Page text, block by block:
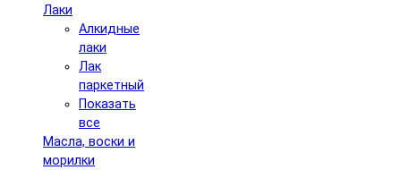
Лаки
Алкидные
лаки
Лак
паркетный
Показать
все
Масла, воски и
морилки